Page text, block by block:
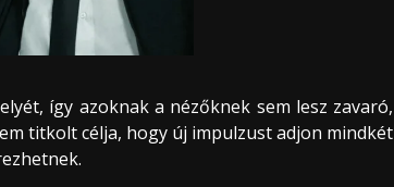
így azoknak a nézőknek sem lesz zavaró,
titkolt célja, hogy új impulzust adjon mindkét